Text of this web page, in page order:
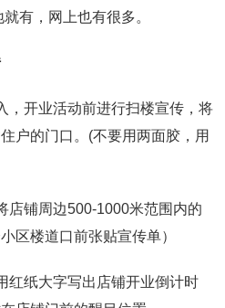
有，网上也有很多。
，开业活动前进行扫楼宣传，将
户的门口。(不要用两面胶，用
店铺周边500-1000米范围内的
区楼道口前张贴宣传单）
红纸大字写出店铺开业倒计时